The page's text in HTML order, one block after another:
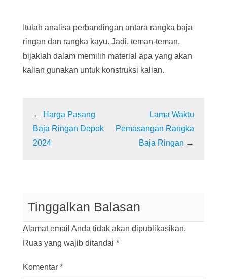
Itulah analisa perbandingan antara rangka baja
ringan dan rangka kayu. Jadi, teman-teman,
bijaklah dalam memilih material apa yang akan
kalian gunakan untuk konstruksi kalian.
← Harga Pasang
Baja Ringan Depok
2024
Lama Waktu
Pemasangan Rangka
Baja Ringan →
Tinggalkan Balasan
Alamat email Anda tidak akan dipublikasikan.
Ruas yang wajib ditandai *
Komentar *